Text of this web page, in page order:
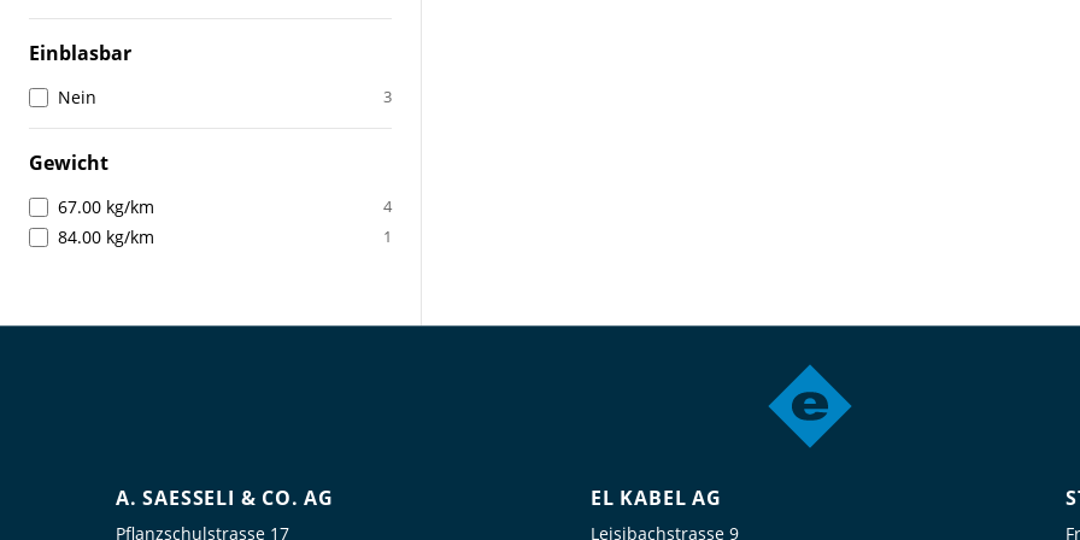
Einblasbar
Nein 3
Gewicht
67.00 kg/km 4
84.00 kg/km 1
A. SAESSELI & CO. AG
Pflanzschulstrasse 17
EL KABEL AG
Leisibachstrasse 9